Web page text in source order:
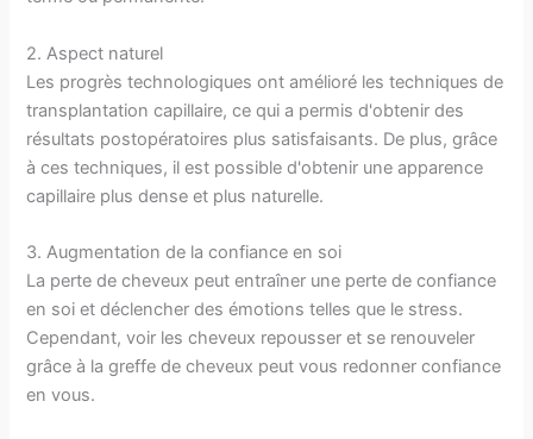
2. Aspect naturel
Les progrès technologiques ont amélioré les techniques de
transplantation capillaire, ce qui a permis d'obtenir des
résultats postopératoires plus satisfaisants. De plus, grâce
à ces techniques, il est possible d'obtenir une apparence
capillaire plus dense et plus naturelle.
3. Augmentation de la confiance en soi
La perte de cheveux peut entraîner une perte de confiance
en soi et déclencher des émotions telles que le stress.
Cependant, voir les cheveux repousser et se renouveler
grâce à la greffe de cheveux peut vous redonner confiance
en vous.